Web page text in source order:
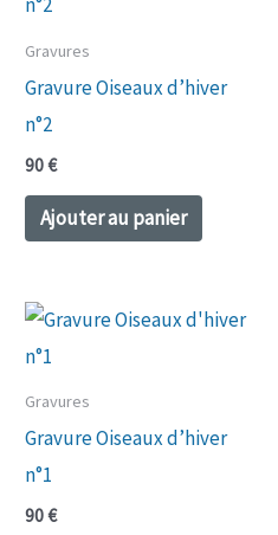
Gravures
Gravure Oiseaux d’hiver
n°2
90€
Ajouter au panier
Gravures
Gravure Oiseaux d’hiver
n°1
90€